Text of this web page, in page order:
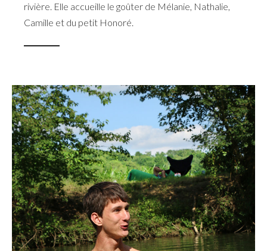
rivière. Elle accueille le goûter de Mélanie, Nathalie,
Camille et du petit Honoré.